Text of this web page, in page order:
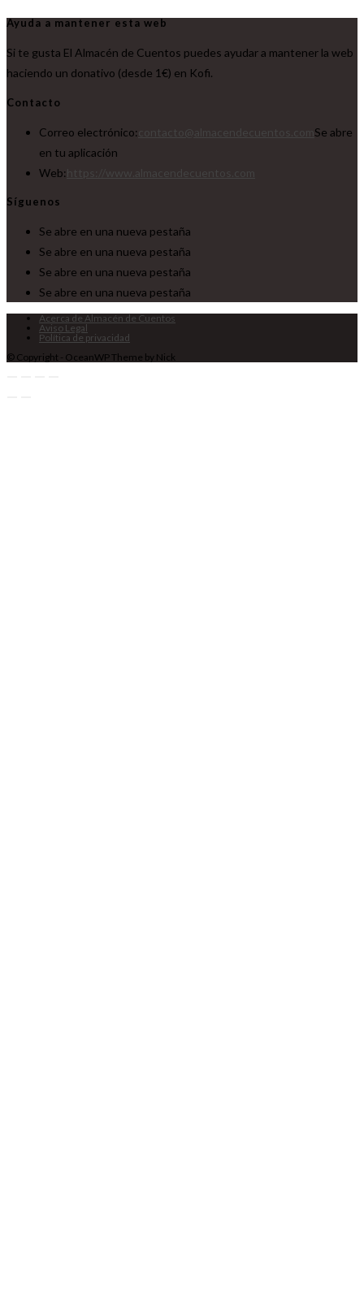
Ayuda a mantener esta web
Si te gusta El Almacén de Cuentos puedes ayudar a mantener la web
haciendo un donativo (desde 1€) en Kofi.
Contacto
Correo electrónico:
Se abre
en tu aplicación
Web:
Síguenos
Se abre en una nueva pestaña
Se abre en una nueva pestaña
Se abre en una nueva pestaña
Se abre en una nueva pestaña
Acerca de Almacén de Cuentos
Aviso Legal
Política de privacidad
© Copyright - OceanWP Theme by Nick